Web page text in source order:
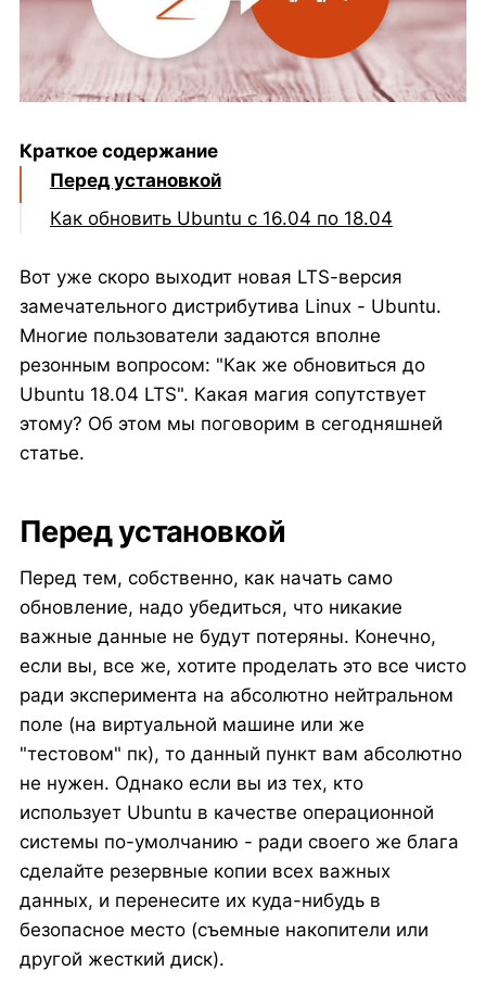
Краткое содержание
Перед установкой
Как обновить Ubuntu с 16.04 по 18.04
Обновление с помощью командной
строки
Вот уже скоро выходит новая LTS-версия
замечательного дистрибутива Linux - Ubuntu.
Многие пользователи задаются вполне
резонным вопросом: "Как же обновиться до
Ubuntu 18.04 LTS". Какая магия сопутствует
этому? Об этом мы поговорим в сегодняшней
статье.
Перед установкой
Перед тем, собственно, как начать само
обновление, надо убедиться, что никакие
важные данные не будут потеряны. Конечно,
если вы, все же, хотите проделать это все чисто
ради эксперимента на абсолютно нейтральном
поле (на виртуальной машине или же
"тестовом" пк), то данный пункт вам абсолютно
не нужен. Однако если вы из тех, кто
использует Ubuntu в качестве операционной
системы по-умолчанию - ради своего же блага
сделайте резервные копии всех важных
данных, и перенесите их куда-нибудь в
безопасное место (съемные накопители или
другой жесткий диск).